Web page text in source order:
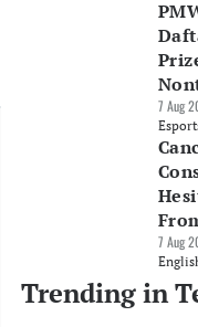
7 Aug
7 Aug
Trending in